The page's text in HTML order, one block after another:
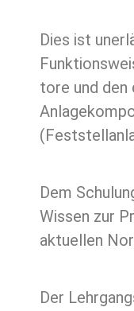
Dies ist
tore und den
Dem
Wissen zur
aktuellen
Der